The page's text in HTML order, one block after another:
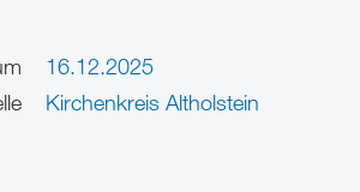
16.12.2025
Kirchenkreis Altholstein